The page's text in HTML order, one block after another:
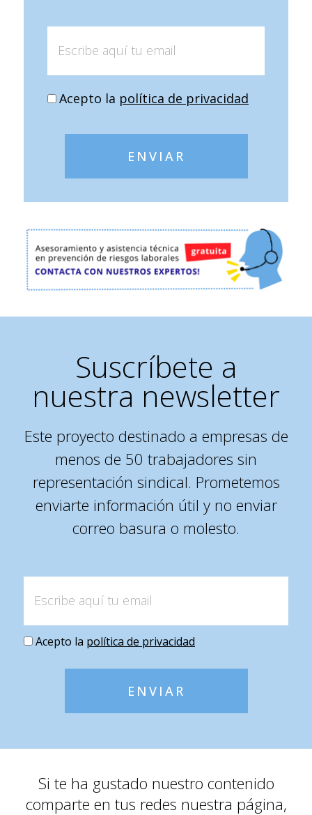
Acepto la política de privacidad
ENVIAR
Suscríbete a
nuestra newsletter
Este proyecto destinado a empresas de
menos de 50 trabajadores sin
representación sindical. Prometemos
enviarte información útil y no enviar
correo basura o molesto.
Acepto la política de privacidad
ENVIAR
Si te ha gustado nuestro contenido
comparte en tus redes nuestra página,